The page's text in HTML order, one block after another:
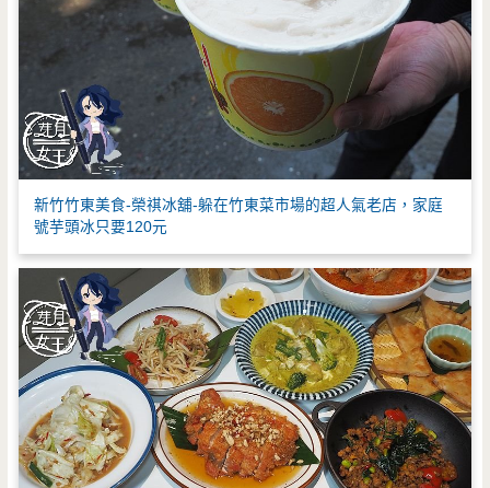
新竹竹東美食-榮祺冰舖-躲在竹東菜市場的超人氣老店，家庭
號芋頭冰只要120元